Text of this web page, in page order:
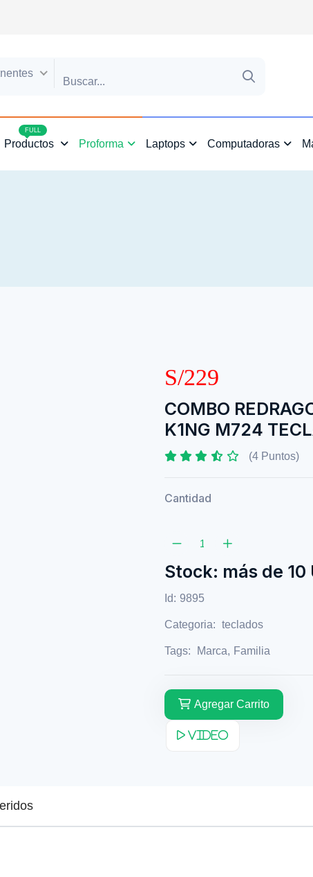
Productos
FULL
Proforma Laptops Computadoras
S/229
COMBO
K1NG M724
(4 Puntos)
Cantidad
Stock: más de 10
Id: 9895
Categoria: teclados
Tags: Marca, Familia
Agregar Carrito
Video